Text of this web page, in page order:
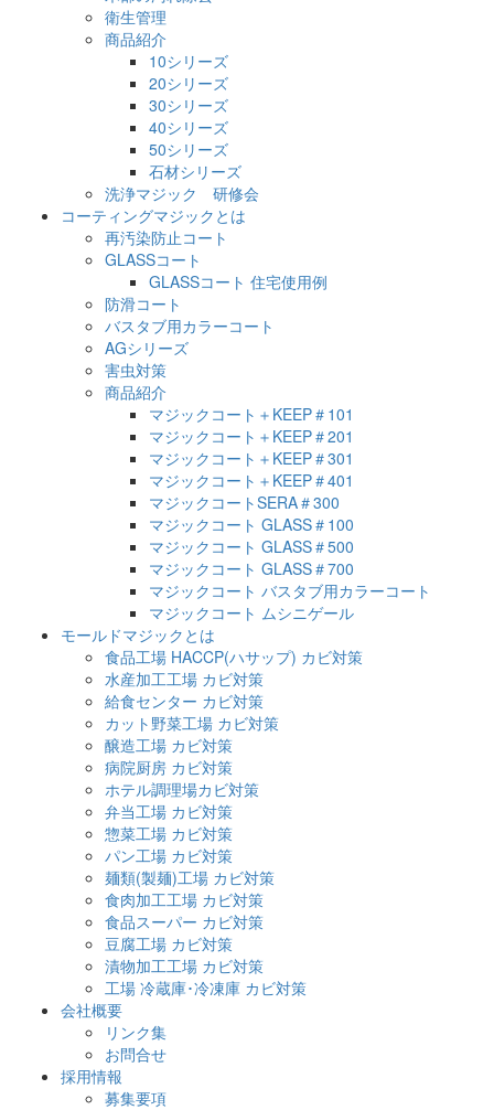
衛生管理
商品紹介
10シリーズ
20シリーズ
30シリーズ
40シリーズ
50シリーズ
石材シリーズ
洗浄マジック 研修会
コーティングマジックとは
再汚染防止コート
GLASSコート
GLASSコート 住宅使用例
防滑コート
バスタブ用カラーコート
AGシリーズ
害虫対策
商品紹介
マジックコート＋KEEP＃101
マジックコート＋KEEP＃201
マジックコート＋KEEP＃301
マジックコート＋KEEP＃401
マジックコートSERA＃300
マジックコート GLASS＃100
マジックコート GLASS＃500
マジックコート GLASS＃700
マジックコート バスタブ用カラーコート
マジックコート ムシニゲール
モールドマジックとは
食品工場 HACCP(ハサップ) カビ対策
水産加工工場 カビ対策
給食センター カビ対策
カット野菜工場 カビ対策
醸造工場 カビ対策
病院厨房 カビ対策
ホテル調理場カビ対策
弁当工場 カビ対策
惣菜工場 カビ対策
パン工場 カビ対策
麺類(製麺)工場 カビ対策
食肉加工工場 カビ対策
食品スーパー カビ対策
豆腐工場 カビ対策
漬物加工工場 カビ対策
工場 冷蔵庫･冷凍庫 カビ対策
会社概要
リンク集
お問合せ
採用情報
募集要項